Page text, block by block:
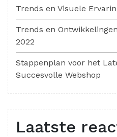
Trends en Visuele
Trends en
2022
Stappenplan voor het
Succesvolle Webshop
Laatste